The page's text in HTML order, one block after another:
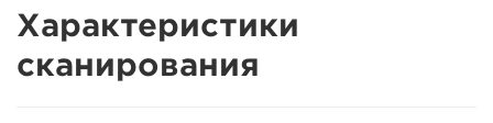
Характеристики
cканирования